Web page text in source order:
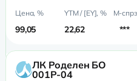
99,05 22,62 ***
ЛК Роделен БО
001Р-04